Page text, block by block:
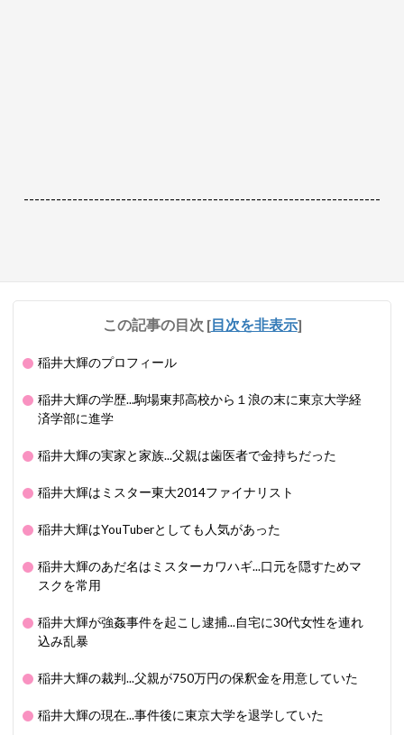
------------------------------------------------------------------
この記事の目次 [目次を非表示]
稲井大輝のプロフィール
稲井大輝の学歴...駒場東邦高校から１浪の末に東京大学経
済学部に進学
稲井大輝の実家と家族...父親は歯医者で金持ちだった
稲井大輝はミスター東大2014ファイナリスト
稲井大輝はYouTuberとしても人気があった
稲井大輝のあだ名はミスターカワハギ...口元を隠すためマ
スクを常用
稲井大輝が強姦事件を起こし逮捕...自宅に30代女性を連れ
込み乱暴
稲井大輝の裁判...父親が750万円の保釈金を用意していた
稲井大輝の現在...事件後に東京大学を退学していた